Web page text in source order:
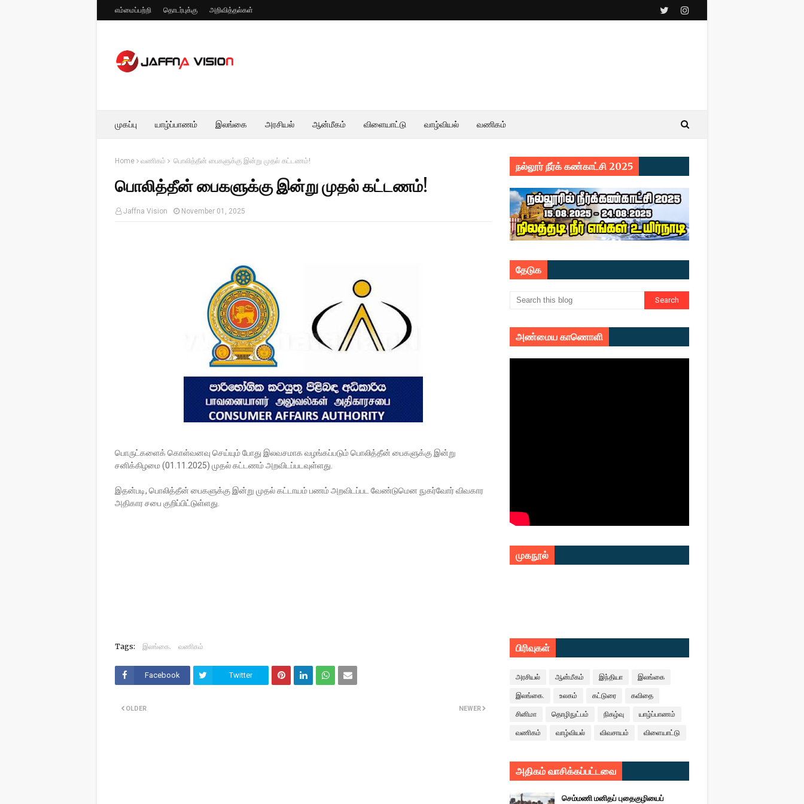
எம்மைப்பற்றி தொடர்புக்கு அறிவித்தல்கள்
முகப்பு யாழ்ப்பாணம் இலங்கை அரசியல் ஆன்மீகம் விளையாட்டு வாழ்வியல் வணிகம்
Home வணிகம் பொலித்தீன் பைகளுக்கு இன்று முதல் கட்டணம்!
பொலித்தீன் பைகளுக்கு இன்று முதல் கட்டணம்!
Jaffna Vision November 01, 2025
பொருட்களைக் கொள்வனவு செய்யும் போது இலவசமாக வழங்கப்படும் பொலித்தீன் பைகளுக்கு இன்று
சனிக்கிழமை (01.11.2025) முதல் கட்டணம் அறவிடப்படவுள்ளது.
இதன்படி, பொலித்தீன் பைகளுக்கு இன்று முதல் கட்டாயம் பணம் அறவிடப்பட வேண்டுமென நுகர்வோர் விவகார
அதிகார சபை குறிப்பிட்டுள்ளது.
Tags: இலங்கை. வணிகம்
Facebook Twitter
NEWER
OLDER
நல்லூர் நீர்க் கண்காட்சி 2025
தேடுக
அண்மைய காணொளி
முகநூல்
பிரிவுகள்
அரசியல் ஆன்மீகம் இந்தியா இலங்கை
இலங்கை. உலகம் கட்டுரை கவிதை
சினிமா தொழிநுட்பம் நிகழ்வு யாழ்ப்பாணம்
வணிகம் வாழ்வியல் விவசாயம் விளையாட்டு
அதிகம் வாசிக்கப்பட்டவை
செம்மணி மனிதப் புதைகுழியைப்